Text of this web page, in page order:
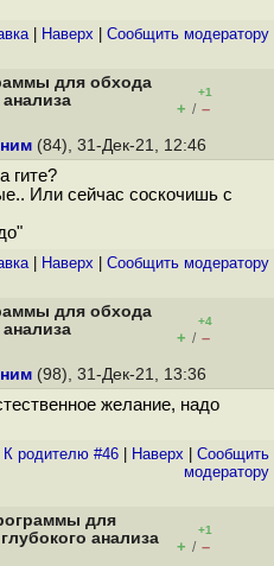
| Наверх Cообщить модератору
для обхода
+1
+ / –
(84), 31-Дек-21, 12:46
гите?
Или сейчас соскочишь с
| Наверх Cообщить модератору
для обхода
+4
+ / –
(98), 31-Дек-21, 13:36
желание, надо
К родителю #46 Наверх
Cообщить
модератору
для
анализа
+1
+ / –